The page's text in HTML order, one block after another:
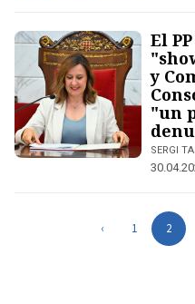
El
y
"un
SERGI
‹ 1 2